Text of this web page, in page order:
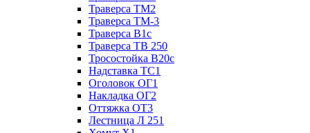
Траверса ТМ2
Траверса ТМ-3
Траверса В1с
Траверса ТВ 250
Тросостойка В20с
Надставка ТС1
Оголовок ОГ1
Накладка ОГ2
Оттяжка ОТ3
Лестница Л 251